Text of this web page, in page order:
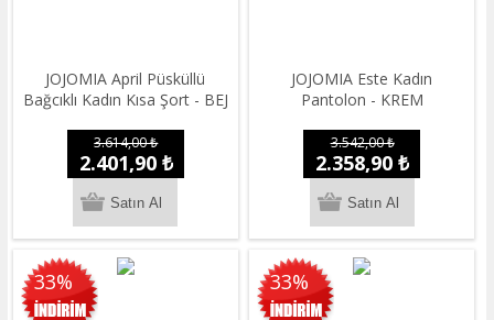
JOJOMIA April Püsküllü
Bağcıklı Kadın Kısa Şort - BEJ
3.614,00 ₺
2.401,90 ₺
JOJOMIA Este Kadın
Pantolon - KREM
3.542,00 ₺
2.358,90 ₺
33% 33%